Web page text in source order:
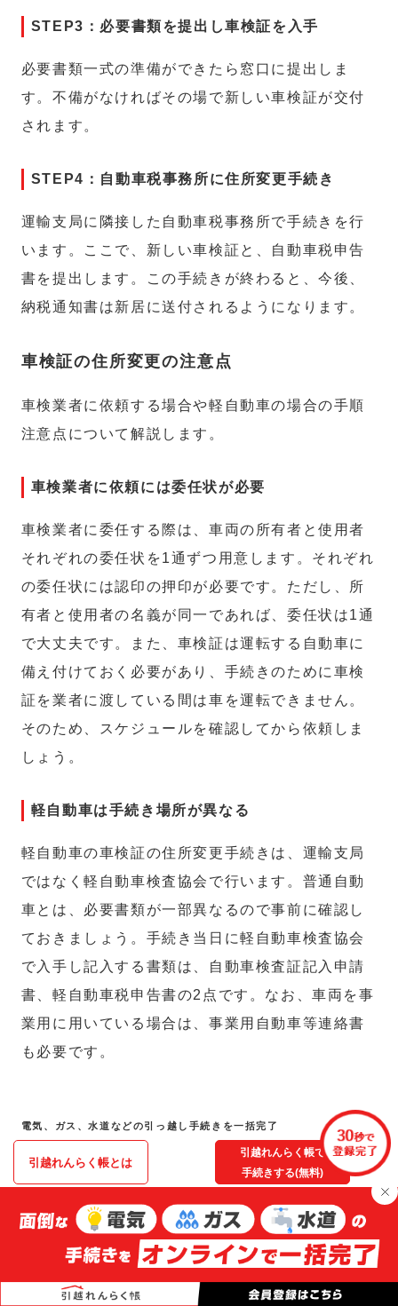
STEP3：必要書類を提出し車検証を入手
必要書類一式の準備ができたら窓口に提出しま
す。不備がなければその場で新しい車検証が交付
されます。
STEP4：自動車税事務所に住所変更手続き
運輸支局に隣接した自動車税事務所で手続きを行
います。ここで、新しい車検証と、自動車税申告
書を提出します。この手続きが終わると、今後、
納税通知書は新居に送付されるようになります。
車検証の住所変更の注意点
車検業者に依頼する場合や軽自動車の場合の手順
注意点について解説します。
車検業者に依頼には委任状が必要
車検業者に委任する際は、車両の所有者と使用者
それぞれの委任状を1通ずつ用意します。それぞれ
の委任状には認印の押印が必要です。ただし、所
有者と使用者の名義が同一であれば、委任状は1通
で大丈夫です。また、車検証は運転する自動車に
備え付けておく必要があり、手続きのために車検
証を業者に渡している間は車を運転できません。
そのため、スケジュールを確認してから依頼しま
しょう。
軽自動車は手続き場所が異なる
軽自動車の車検証の住所変更手続きは、運輸支局
ではなく軽自動車検査協会で行います。普通自動
車とは、必要書類が一部異なるので事前に確認し
ておきましょう。手続き当日に軽自動車検査協会
で入手し記入する書類は、自動車検査証記入申請
書、軽自動車税申告書の2点です。なお、車両を事
業用に用いている場合は、事業用自動車等連絡書
も必要です。
電気、ガス、水道などの引っ越し手続きを一括完了
引越れんらく帳とは
引越れんらく帳で
手続きする(無料)
ナンバープレートの変更手続き
引っ越しで管轄の運輸支局が変わる場合、ナンバ